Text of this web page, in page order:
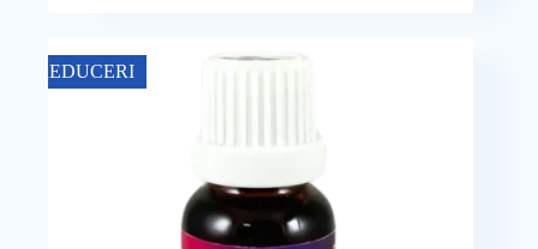
fost:
450,00 lei.
REDUCERI